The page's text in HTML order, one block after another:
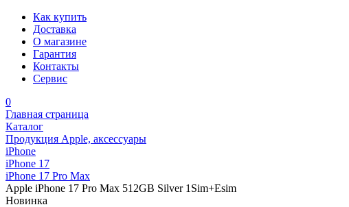
Как купить
Доставка
О магазине
Гарантия
Контакты
Сервис
0
Главная страница
Каталог
Продукция Apple, аксессуары
iPhone
iPhone 17
iPhone 17 Pro Max
Apple iPhone 17 Pro Max 512GB Silver 1Sim+Esim
Новинка